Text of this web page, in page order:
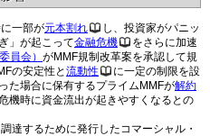
一部が元本割れ
し、投資家がパニッ
」が起こって金融危機
をさらに加速
員会） がMMF規制改革案を承認して規
の安定性と流動性
に一定の制限を設
た場合に保有するプライムMMFが解約
機時に資金流出が起きやすくなるとの
達するために発行したコマーシャル・